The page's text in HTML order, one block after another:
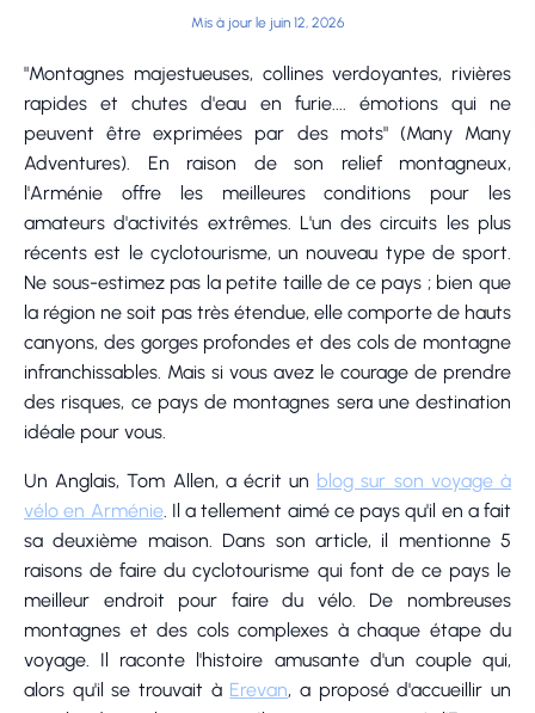
Mis à jour le juin 12, 2026
"Montagnes majestueuses, collines verdoyantes, rivières
rapides et chutes d'eau en furie.... émotions qui ne
peuvent être exprimées par des mots" (Many Many
Adventures). En raison de son relief montagneux,
l'Arménie offre les meilleures conditions pour les
amateurs d'activités extrêmes. L'un des circuits les plus
récents est le cyclotourisme, un nouveau type de sport.
Ne sous-estimez pas la petite taille de ce pays ; bien que
la région ne soit pas très étendue, elle comporte de hauts
canyons, des gorges profondes et des cols de montagne
infranchissables. Mais si vous avez le courage de prendre
des risques, ce pays de montagnes sera une destination
idéale pour vous.
Un Anglais, Tom Allen, a écrit un blog sur son voyage à
vélo en Arménie. Il a tellement aimé ce pays qu'il en a fait
sa deuxième maison. Dans son article, il mentionne 5
raisons de faire du cyclotourisme qui font de ce pays le
meilleur endroit pour faire du vélo. De nombreuses
montagnes et des cols complexes à chaque étape du
voyage. Il raconte l'histoire amusante d'un couple qui,
alors qu'il se trouvait à Erevan, a proposé d'accueillir un